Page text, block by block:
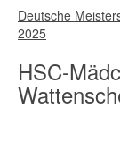
Deutsche
2025
HSC-